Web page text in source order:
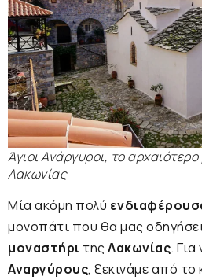
Άγιοι Ανάργυροι, το
Λακωνίας
Μία ακόμη πολύ
μονοπάτι που θα μας
μοναστήρι της Λακωνίας.
Αναργύρους, ξεκινάμε από το